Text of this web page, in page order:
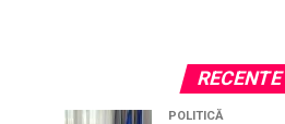
RECENTE
POLITICĂ